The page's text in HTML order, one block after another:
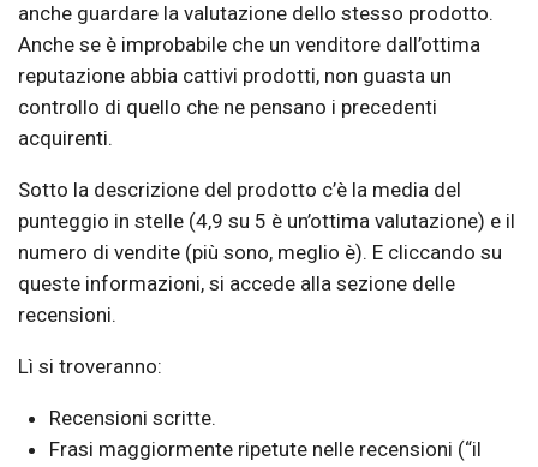
anche guardare la valutazione dello stesso prodotto.
Anche se è improbabile che un venditore dall’ottima
reputazione abbia cattivi prodotti, non guasta un
controllo di quello che ne pensano i precedenti
acquirenti.
Sotto la descrizione del prodotto c’è la media del
punteggio in stelle (4,9 su 5 è un’ottima valutazione) e il
numero di vendite (più sono, meglio è). E cliccando su
queste informazioni, si accede alla sezione delle
recensioni.
Lì si troveranno:
Recensioni scritte.
Frasi maggiormente ripetute nelle recensioni (“il